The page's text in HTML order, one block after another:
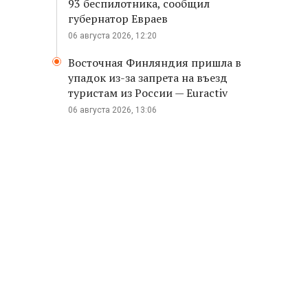
93 беспилотника, сообщил
губернатор Евраев
06 августа 2026, 12:20
Восточная Финляндия пришла в
упадок из-за запрета на въезд
туристам из России — Euractiv
06 августа 2026, 13:06